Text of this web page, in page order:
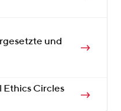
und
Ethics Circles